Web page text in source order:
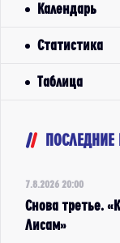
Календарь
Статистика
Таблица
ПОСЛЕДНИЕ
7.8.2026 20:00
Снова третье.
Лисам»